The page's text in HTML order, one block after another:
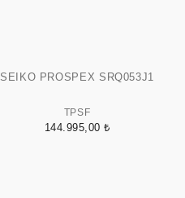
SEIKO PROSPEX SRQ053J1
TPSF
144.995,00 ₺